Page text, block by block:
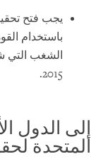
يجب فتح
باستخدام
2015.
إلى الدول
المتحدة